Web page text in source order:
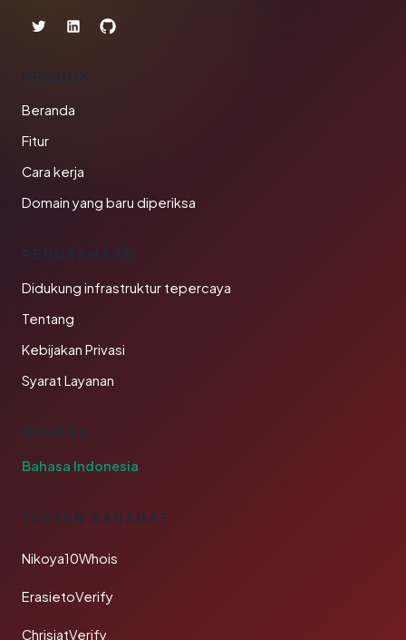
PRODUK
Beranda
Fitur
Cara kerja
Domain yang baru diperiksa
PERUSAHAAN
Didukung infrastruktur tepercaya
Tentang
Kebijakan Privasi
Syarat Layanan
BAHASA
Bahasa Indonesia
TAUTAN SAHABAT
Nikoya10Whois
ErasietoVerify
ChrisjatVerify